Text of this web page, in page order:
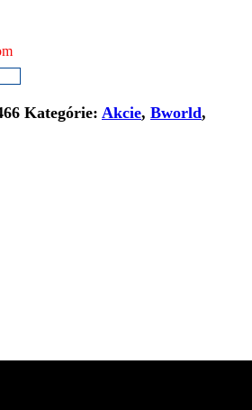
Kategórie: Akcie, Bworld,